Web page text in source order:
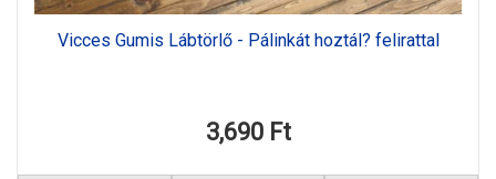
Vicces Gumis Lábtörlő - Pálinkát hoztál? felirattal
3,690 Ft